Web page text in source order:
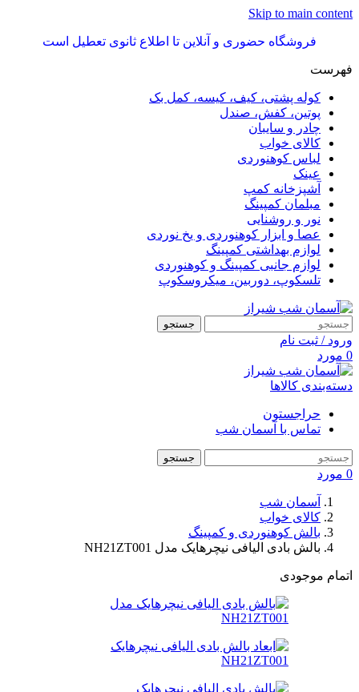
Skip to main content
فروشگاه حضوری و آنلاین تا اطلاع ثانوی تعطیل است
فهرست
کوله پشتی، کیف، کیسه، کمل بک
پوتین، کفش، صندل
چادر و سایبان
کالای خواب
لباس کوهنوردی
عینک
آشپزخانه کمپ
مبلمان کمپینگ
نور و روشنایی
عصا و ابزار کوهنوردی و یخ نوردی
لوازم بهداشتی کمپینگ
لوازم جانبی کمپینگ و کوهنوردی
تلسکوپ، دوربین، میکروسکوپ
جستجو
ورود / ثبت نام
0 مورد
دسته‌بندی کالاها
حراجستون
تماس با آسمان شب
جستجو
0 مورد
آسمان شب
کالای خواب
بالش کوهنوردی و کمپینگ
بالش بادی الیافی نیچرهایک مدل NH21ZT001
اتمام موجودی